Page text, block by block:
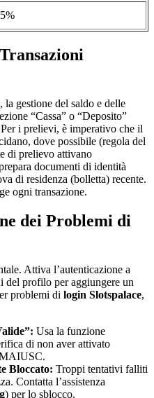
la gestione del saldo e delle
“Cassa” o “Deposito”
i prelievi, è imperativo che il
dove possibile (regola del
di prelievo attivano
documenti di identità
di residenza (bolletta) recente.
ogni transazione.
dei Problemi di
Attiva l’autenticazione a
del profilo per aggiungere un
problemi di login Slotspalace,
Usa la funzione
di non aver attivato
Bloccato: Troppi tentativi falliti
Contatta l’assistenza
) per lo sblocco.